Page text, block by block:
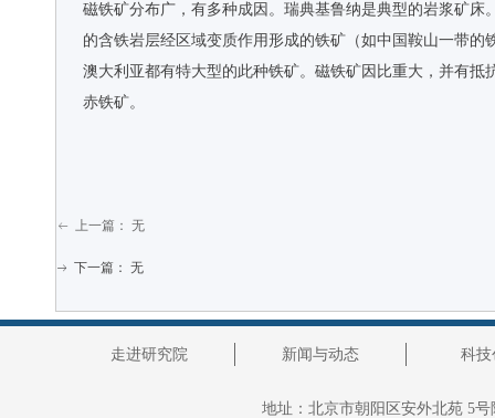
磁铁矿分布广，有多种成因。瑞典基鲁纳是典型的岩浆矿
的含铁岩层经区域变质作用形成的铁矿（如中国鞍山一带
澳大利亚都有特大型的此种铁矿。磁铁矿因比重大，并有
赤铁矿。
ꂃ 上一篇： 无
ꁹ 下一篇： 无
地址： 北京市朝阳区安外北苑 5
走进研究院 新闻与动态 科技